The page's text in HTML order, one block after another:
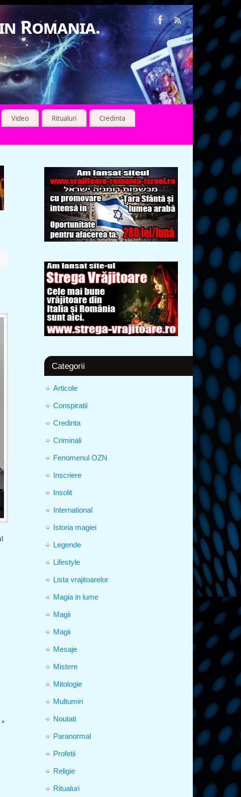
Romania.
Video Ritualuri
Credinta
,
»
Categorii
Articole
Conspiratii
Credinta
Criminali
Fenomenul OZN
Inscriere
Insolit
International
Istoria magiei
Legende
Lifestyle
Lista vrajitoarelor
Magia in lume
Magii
Magii
Mesaje
Mistere
Mitologie
Multumiri
Noutati
Paranormal
Profetii
Religie
Ritualuri